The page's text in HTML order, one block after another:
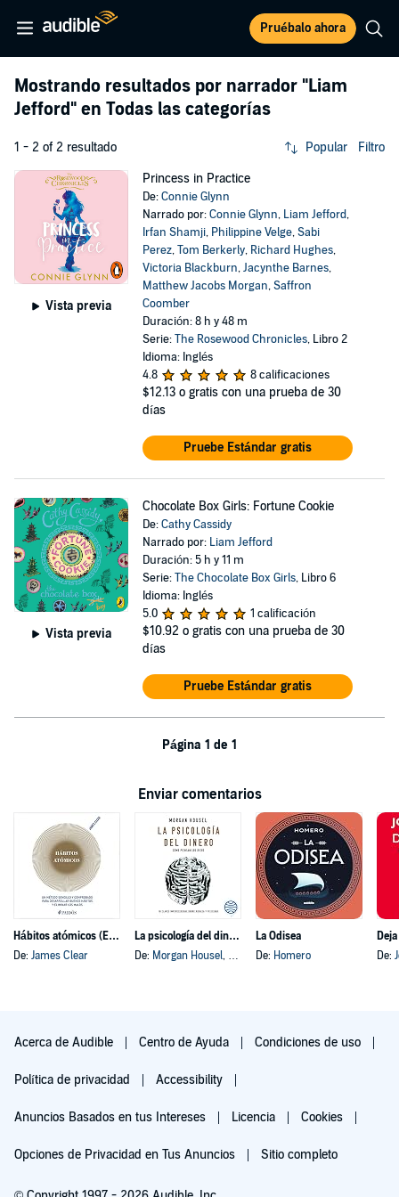
Pruébalo ahora
Mostrando resultados por narrador "Liam
Jefford" en Todas las categorías
1 - 2 of 2 resultado Popular Filtro
Vista previa
Princess in Practice
De:Connie Glynn
Narrado por:Connie Glynn, Liam Jefford,
Irfan Shamji, Philippine Velge,Sabi
Perez,Tom Berkerly, Richard Hughes,
Victoria Blackburn,Jacynthe Barnes,
Matthew Jacobs Morgan,Saffron
Coomber
Duración: 8 h y 48 m
Serie:The Rosewood Chronicles, Libro 2
Idioma: Inglés
4.8
8 calificaciones
$12.13 o gratis con una prueba de 30
días
Pruebe Estándar gratis
Vista previa
Chocolate Box Girls: Fortune Cookie
De:Cathy Cassidy
Narrado por: Liam Jefford
Duración: 5 h y 11 m
Serie:The Chocolate Box Girls, Libro 6
Idioma: Inglés
5.0
1 calificación
$10.92 o gratis con una prueba de 30
días
Pruebe Estándar gratis
Página 1 de 1
Enviar comentarios
Hábitos atómicos (Español neutro)
De: James Clear
La psicología del dinero
De: Morgan Housel, y otros
La Odisea
De: Homero
De:
Acerca de Audible Centro de Ayuda Condiciones de uso
Política de privacidad Accessibility
Anuncios Basados en tus Intereses Licencia Cookies
Opciones de Privacidad en Tus Anuncios Sitio completo